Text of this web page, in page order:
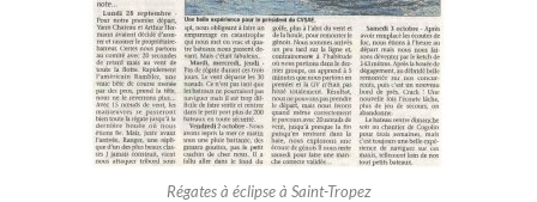
Régates à éclipse à Saint-Tropez